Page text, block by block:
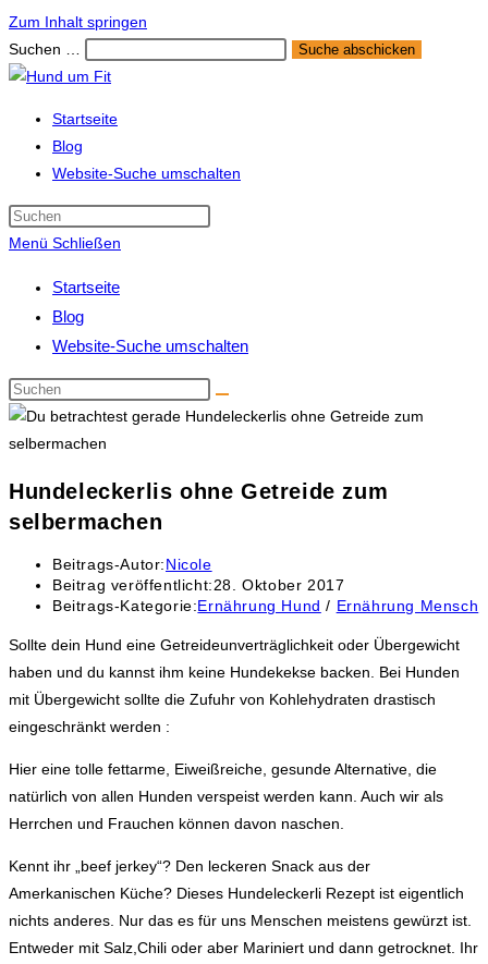
Zum Inhalt springen
Suchen …
Suche abschicken
Startseite
Blog
Website-Suche umschalten
Menü Schließen
Startseite
Blog
Website-Suche umschalten
Hundeleckerlis ohne Getreide zum
selbermachen
Beitrags-Autor:Nicole
Beitrag veröffentlicht:28. Oktober 2017
Beitrags-Kategorie:Ernährung Hund / Ernährung Mensch
Sollte dein Hund eine Getreideunverträglichkeit oder Übergewicht
haben und du kannst ihm keine Hundekekse backen. Bei Hunden
mit Übergewicht sollte die Zufuhr von Kohlehydraten drastisch
eingeschränkt werden :
Hier eine tolle fettarme, Eiweißreiche, gesunde Alternative, die
natürlich von allen Hunden verspeist werden kann. Auch wir als
Herrchen und Frauchen können davon naschen.
Kennt ihr „beef jerkey“? Den leckeren Snack aus der
Amerkanischen Küche? Dieses Hundeleckerli Rezept ist eigentlich
nichts anderes. Nur das es für uns Menschen meistens gewürzt ist.
Entweder mit Salz,Chili oder aber Mariniert und dann getrocknet. Ihr